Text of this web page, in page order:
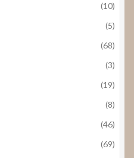
(10)
(5)
(68)
(3)
(19)
(8)
(46)
(69)